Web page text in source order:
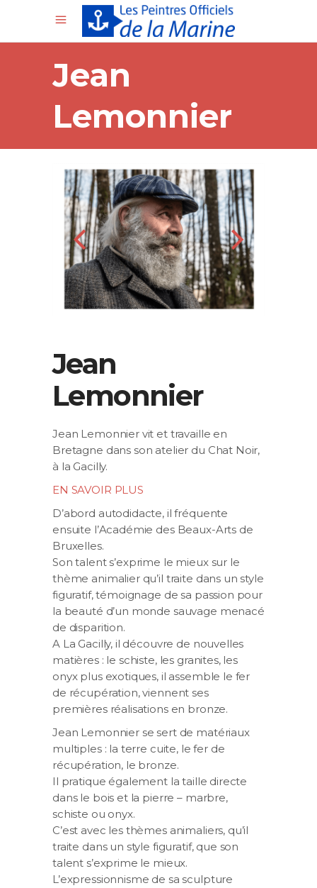
Jean
Lemonnier
Jean
Lemonnier
Jean Lemonnier vit et travaille en
Bretagne dans son atelier du Chat Noir,
à la Gacilly.
EN SAVOIR PLUS
D’abord autodidacte, il fréquente
ensuite l’Académie des Beaux-Arts de
Bruxelles.
Son talent s’exprime le mieux sur le
thème animalier qu’il traite dans un style
figuratif, témoignage de sa passion pour
la beauté d’un monde sauvage menacé
de disparition.
A La Gacilly, il découvre de nouvelles
matières : le schiste, les granites, les
onyx plus exotiques, il assemble le fer
de récupération, viennent ses
premières réalisations en bronze.
Jean Lemonnier se sert de matériaux
multiples : la terre cuite, le fer de
récupération, le bronze.
Il pratique également la taille directe
dans le bois et la pierre – marbre,
schiste ou onyx.
C’est avec les thèmes animaliers, qu’il
traite dans un style figuratif, que son
talent s’exprime le mieux.
L’expressionnisme de sa sculpture